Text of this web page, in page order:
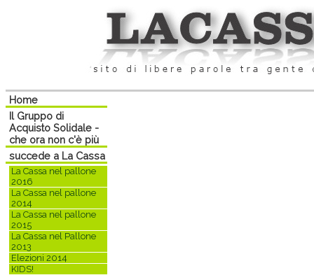
Home
Il Gruppo di
Acquisto Solidale -
che ora non c'è più
succede a La Cassa
La Cassa nel pallone
2016
La Cassa nel pallone
2014
La Cassa nel pallone
2015
La Cassa nel Pallone
2013
Elezioni 2014
KIDS!